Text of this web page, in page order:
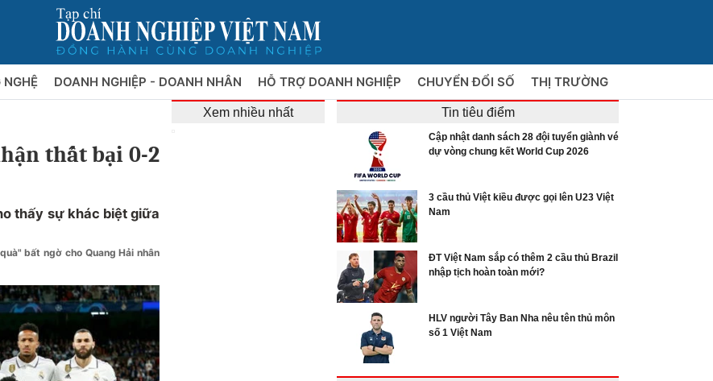
DOANH NGHIỆP - DOANH NHÂN HỖ TRỢ DOANH NGHIỆP CHUYỂN ĐỔI SỐ THỊ TRƯỜNG
thất bại 0-2
thấy sự khác biệt giữa
bất ngờ cho Quang Hải nhân
Xem nhiều nhất Tin tiêu điểm
Cập nhật danh sách 28 đội tuyển giành vé
dự vòng chung kết World Cup 2026
3 cầu thủ Việt kiều được gọi lên U23 Việt
Nam
ĐT Việt Nam sắp có thêm 2 cầu thủ Brazil
nhập tịch hoàn toàn mới?
HLV người Tây Ban Nha nêu tên thủ môn
số 1 Việt Nam